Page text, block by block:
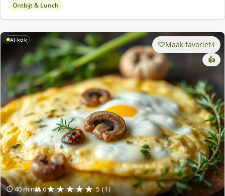
Ontbijt & Lunch
AI-kok
⏱ 40 min👥 6★★★★★ 5 (1)
Maak favoriet4
👍